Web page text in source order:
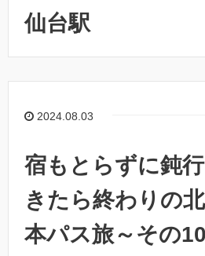
仙台駅
2024.08.03
宿もとらずに鈍
きたら終わりの
本パス旅～その